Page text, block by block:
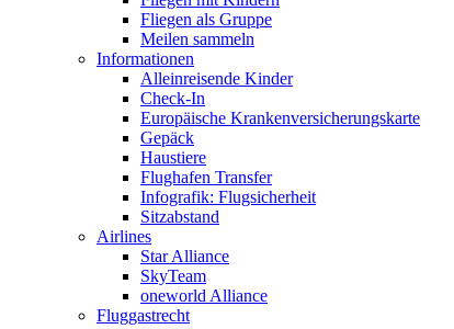
Fliegen als Gruppe
Meilen sammeln
Informationen
Alleinreisende Kinder
Check-In
Europäische Krankenversicherungskarte
Gepäck
Haustiere
Flughafen Transfer
Infografik: Flugsicherheit
Sitzabstand
Airlines
Star Alliance
SkyTeam
oneworld Alliance
Fluggastrecht